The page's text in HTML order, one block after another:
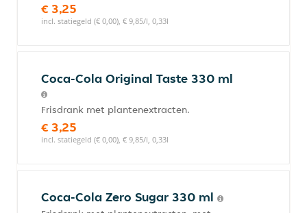
€ 3,25
incl. statiegeld (€ 0,00), € 9,85/l, 0,33l
Coca-Cola Original Taste 330 ml
Frisdrank met plantenextracten.
€ 3,25
incl. statiegeld (€ 0,00), € 9,85/l, 0,33l
Coca-Cola Zero Sugar 330 ml